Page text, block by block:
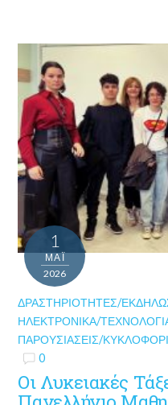
1
ΜΑΪ́
2026
ΔΡΑΣΤΗΡΙΌΤΗΤΕΣ/
ΗΛΕΚΤΡΟΝΙΚΆ/
ΠΑΡΟΥΣΙΆΣΕΙΣ/
0
Οι Λυκειακές